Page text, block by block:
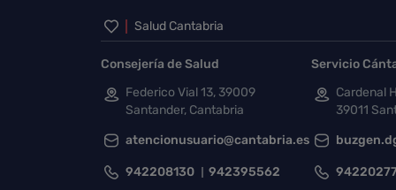
Inicio del pie de página
Salud Cantabria
Consejería de Salud
Federico Vial 13, 39009
Santander, Cantabria
atencionusuario@cantabria.es
942208130 942395562
Servicio
Cardenal
39011